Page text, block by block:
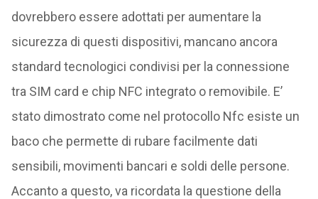
dovrebbero essere adottati per aumentare la
sicurezza di questi dispositivi, mancano ancora
standard tecnologici condivisi per la connessione
tra SIM card e chip NFC integrato o removibile. E’
stato dimostrato come nel protocollo Nfc esiste un
baco che permette di rubare facilmente dati
sensibili, movimenti bancari e soldi delle persone.
Accanto a questo, va ricordata la questione della